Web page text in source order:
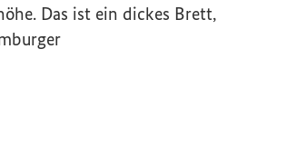
Das ist ein dickes Brett,